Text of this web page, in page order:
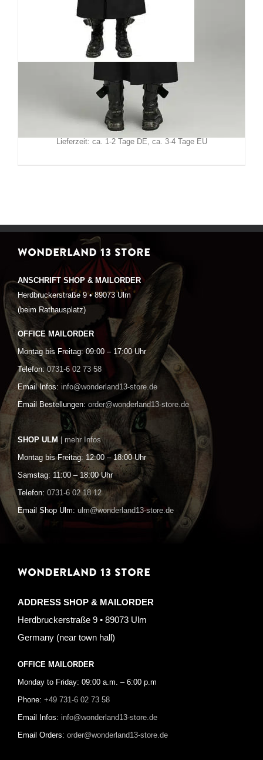
Punk Rave Mantel Dark City
199,90 €
Inkl. MwSt.
zzgl.Versand
Lieferzeit: ca. 1-2 Tage DE, ca. 3-4 Tage EU
WONDERLAND 13 STORE
ANSCHRIFT SHOP & MAILORDER
Herdbruckerstraße 9 • 89073 Ulm
(beim Rathausplatz)
OFFICE MAILORDER
Montag bis Freitag: 09:00 – 17:00 Uhr
Telefon: 0731-6 02 73 58
Email Infos: info@wonderland13-store.de
Email Bestellungen: order@wonderland13-store.de
SHOP ULM | mehr Infos
Montag bis Freitag: 12:00 – 18:00 Uhr
Samstag: 11:00 – 18:00 Uhr
Telefon: 0731-6 02 18 12
Email Shop Ulm: ulm@wonderland13-store.de
WONDERLAND 13 STORE
ADDRESS SHOP & MAILORDER
Herdbruckerstraße 9 • 89073 Ulm
Germany (near town hall)
OFFICE MAILORDER
Monday to Friday: 09:00 a.m. – 6:00 p.m
Phone: +49 731-6 02 73 58
Email Infos: info@wonderland13-store.de
Email Orders: order@wonderland13-store.de